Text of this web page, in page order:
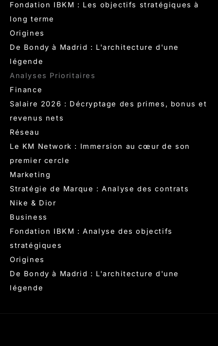
Fondation IBKM : Les objectifs stratégiques à
long terme
Origines
De Bondy à Madrid : L'architecture d'une
légende
Analyses Prioritaires
Finance
Salaire 2026 : Décryptage des primes, bonus et
revenus nets
Réseau
Le KM Network : Immersion au cœur de son
premier cercle
Marketing
Stratégie de Marque : Analyse des contrats
Nike & Dior
Business
Fondation IBKM : Analyse des objectifs
stratégiques
Origines
De Bondy à Madrid : L'architecture d'une
légende